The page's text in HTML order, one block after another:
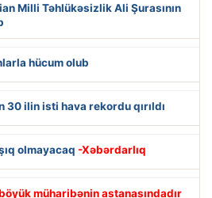
Milli Təhlükəsizlik Ali Şurasının
hücum olub
30 ilin isti hava rekordu qırıldı
olmayacaq -Xəbərdarlıq
müharibənin astanasındadır